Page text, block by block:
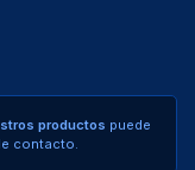
productos puede
contacto.